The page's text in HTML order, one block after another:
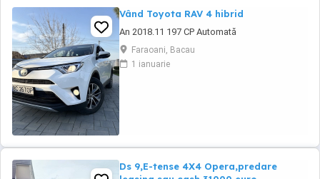
Vând Toyota RAV 4 hibrid
An 2018.11 197 CP Automată
Faraoani, Bacau
1 ianuarie
Ds 9,E-tense 4X4 Opera,predare